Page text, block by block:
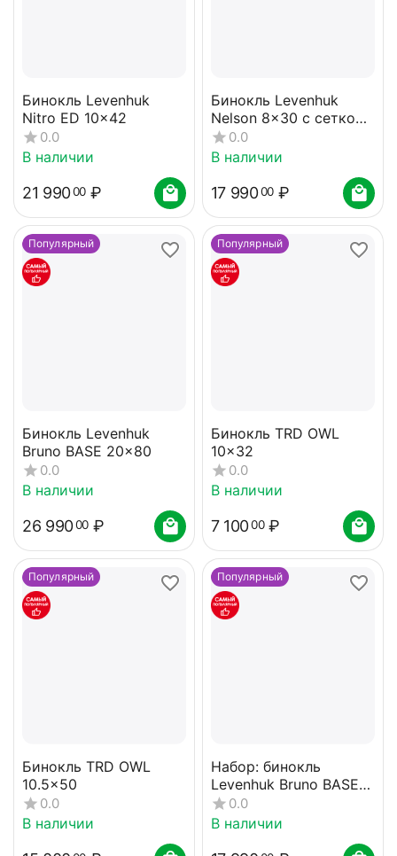
Бинокль Levenhuk
Nitro ED 10x42
0.0
В наличии
21 99000 ₽
Бинокль Levenhuk
Nelson 8x30 с сеткой
и компасом
0.0
В наличии
17 99000 ₽
Популярный
Бинокль Levenhuk
Bruno BASE 20x80
0.0
В наличии
26 99000 ₽
Популярный
Бинокль TRD OWL
10x32
0.0
В наличии
7 10000 ₽
Популярный
Бинокль TRD OWL
10.5x50
0.0
В наличии
Популярный
Набор: бинокль
Levenhuk Bruno BASE
15x70 со штативом
0.0
В наличии